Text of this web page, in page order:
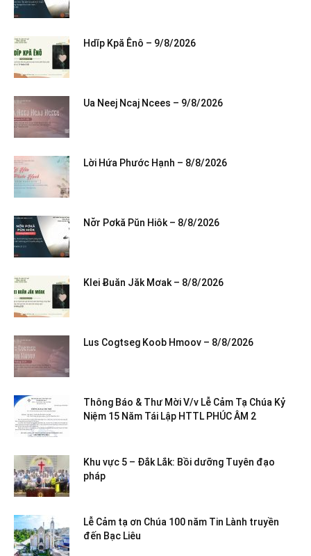
Hdĭp Kpă Ênô – 9/8/2026
Ua Neej Ncaj Ncees – 9/8/2026
Lời Hứa Phước Hạnh – 8/8/2026
Nơ̆r Pơkă Pŭn Hiôk – 8/8/2026
Klei Ƀuăn Jăk Mơak – 8/8/2026
Lus Cogtseg Koob Hmoov – 8/8/2026
Thông Báo & Thư Mời V/v Lễ Cảm Tạ Chúa Kỷ
Niệm 15 Năm Tái Lập HTTL PHÚC ÂM 2
Khu vực 5 – Đắk Lắk: Bồi dưỡng Tuyên đạo
pháp
Lễ Cảm tạ ơn Chúa 100 năm Tin Lành truyền
đến Bạc Liêu